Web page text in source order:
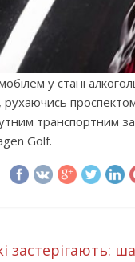
у стані
транспортним
Golf.
застерігають: